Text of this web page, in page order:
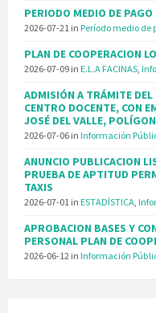
PERIODO MEDIO DE PAGO
2026-07-21 in Período medio de
PLAN DE COOPERACION
2026-07-09 in E.L.A FACINAS,
ADMISIÓN A TRÁMITE
CENTRO DOCENTE, CON
JOSÉ DEL VALLE,
2026-07-06 in Información
ANUNCIO PUBLICACION
PRUEBA DE APTITUD
TAXIS
2026-07-01 in ESTADÍSTICA,
APROBACION BASES Y
PERSONAL PLAN DE
2026-06-12 in Información